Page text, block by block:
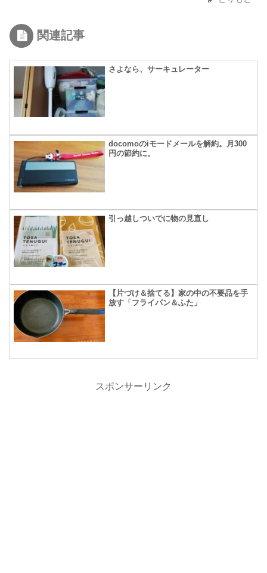
関連記事
さよなら、サーキュレーター
docomoのiモードメールを解約。月300
円の節約に。
引っ越しついでに物の見直し
【片づけ＆捨てる】家の中の不要品を手
放す「フライパン＆ふた」
スポンサーリンク